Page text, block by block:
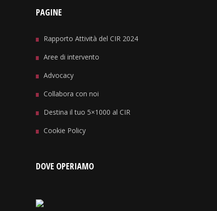
PAGINE
Rapporto Attività del CIR 2024
Aree di intervento
Advocacy
Collabora con noi
Destina il tuo 5×1000 al CIR
Cookie Policy
DOVE OPERIAMO